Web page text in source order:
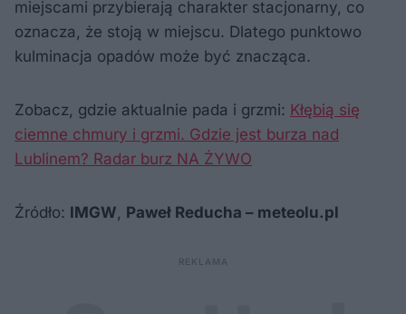
miejscami przybierają charakter stacjonarny, co
oznacza, że stoją w miejscu. Dlatego punktowo
kulminacja opadów może być znacząca.
Zobacz, gdzie aktualnie pada i grzmi: Kłębią się
ciemne chmury i grzmi. Gdzie jest burza nad
Lublinem? Radar burz NA ŻYWO
Źródło: IMGW Paweł Reducha – meteolu.pl